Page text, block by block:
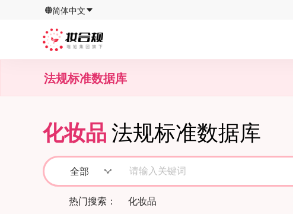
简体中文
法规标准数据库
化妆品法规标准数据库
全部 请输入关键词
热门搜索： 化妆品